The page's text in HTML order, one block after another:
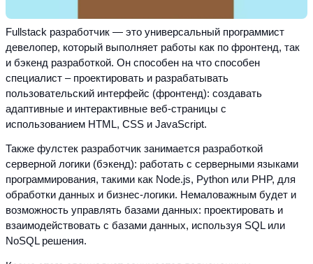
Fullstack разработчик — это универсальный программист
девелопер, который выполняет работы как по фронтенд, так
и бэкенд разработкой. Он способен на что способен
специалист – проектировать и разрабатывать
пользовательский интерфейс (фронтенд): создавать
адаптивные и интерактивные веб-страницы с
использованием HTML, CSS и JavaScript.
Также фулстек разработчик занимается разработкой
серверной логики (бэкенд): работать с серверными языками
программирования, такими как Node.js, Python или PHP, для
обработки данных и бизнес-логики. Немаловажным будет и
возможность управлять базами данных: проектировать и
взаимодействовать с базами данных, используя SQL или
NoSQL решения.